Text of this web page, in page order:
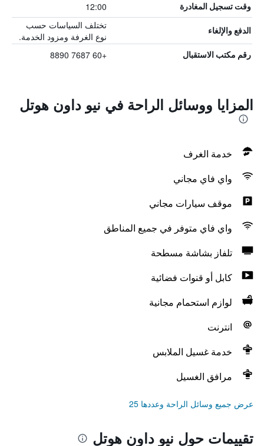
وقت تسجيل المغادرة 12:00
الدفع والإلغاء
تختلف السياسات حسب
نوع الغرفة ومزود الخدمة.
رقم مكتب الاستقبال +60 7687 8890
المزايا ووسائل الراحة في نيو داون هوتل
خدمة الغرف
واي فاي مجاني
موقف سيارات مجاني
واي فاي متوفر في جميع المناطق
تلفاز بشاشة مسطحة
كابل أو قنوات فضائية
لوازم استحمام مجانية
انترنت
خدمة غسيل الملابس
مرافق الغسيل
عرض جميع وسائل الراحة وعددها 25
تقييمات حول نيو داون هوتل